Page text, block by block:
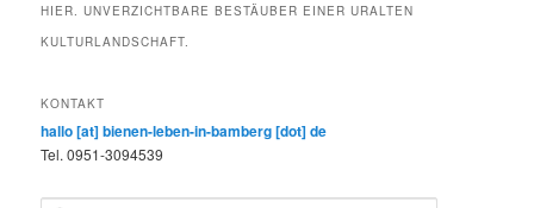
HIER. UNVERZICHTBARE BESTÄUBER EINER URALTEN
KULTURLANDSCHAFT.
KONTAKT
hallo [at] bienen-leben-in-bamberg [dot] de
Tel. 0951-3094539